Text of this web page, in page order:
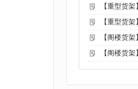
【重型货
【重型货
【阁楼货
【阁楼货